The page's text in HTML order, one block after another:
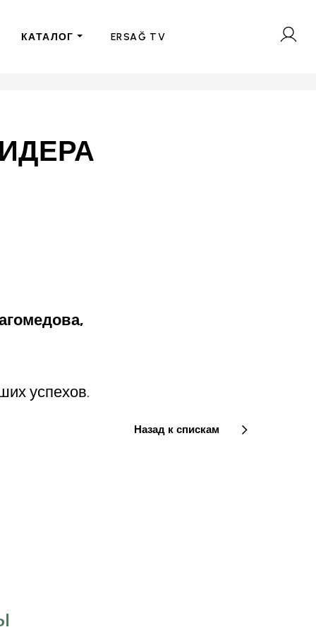
КАТАЛОГ ERSAĞ TV
успехов.
Назад к спискам